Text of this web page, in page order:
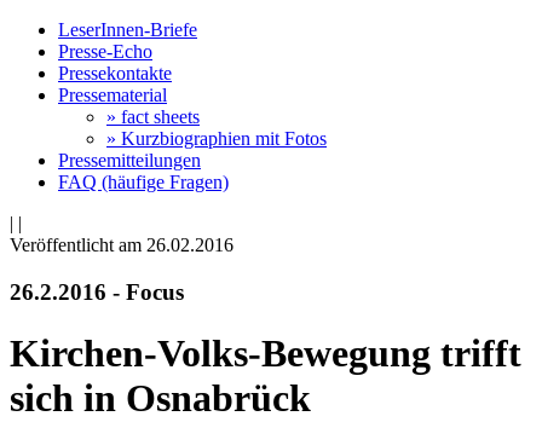
LeserInnen-Briefe
Presse-Echo
Pressekontakte
Pressematerial
» fact sheets
» Kurzbiographien mit Fotos
Pressemitteilungen
FAQ (häufige Fragen)
| |
Veröffentlicht am 26­.02.2016
26.2.2016 - Focus
Kirchen-Volks-Bewegung trifft
sich in Osnabrück